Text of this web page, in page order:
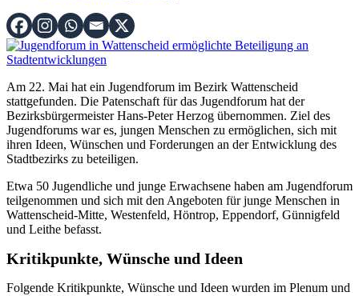
Am 22. Mai hat ein Jugendforum im Bezirk Wattenscheid
stattgefunden. Die Patenschaft für das Jugendforum hat der
Bezirksbürgermeister Hans-Peter Herzog übernommen. Ziel des
Jugendforums war es, jungen Menschen zu ermöglichen, sich mit
ihren Ideen, Wünschen und Forderungen an der Entwicklung des
Stadtbezirks zu beteiligen.
Etwa 50 Jugendliche und junge Erwachsene haben am Jugendforum
teilgenommen und sich mit den Angeboten für junge Menschen in
Wattenscheid-Mitte, Westenfeld, Höntrop, Eppendorf, Günnigfeld
und Leithe befasst.
Kritikpunkte, Wünsche und Ideen
Folgende Kritikpunkte, Wünsche und Ideen wurden im Plenum und